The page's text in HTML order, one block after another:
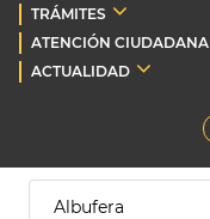
TRÁMITES
ATENCIÓN CIUDADANA
ACTUALIDAD
Albufera